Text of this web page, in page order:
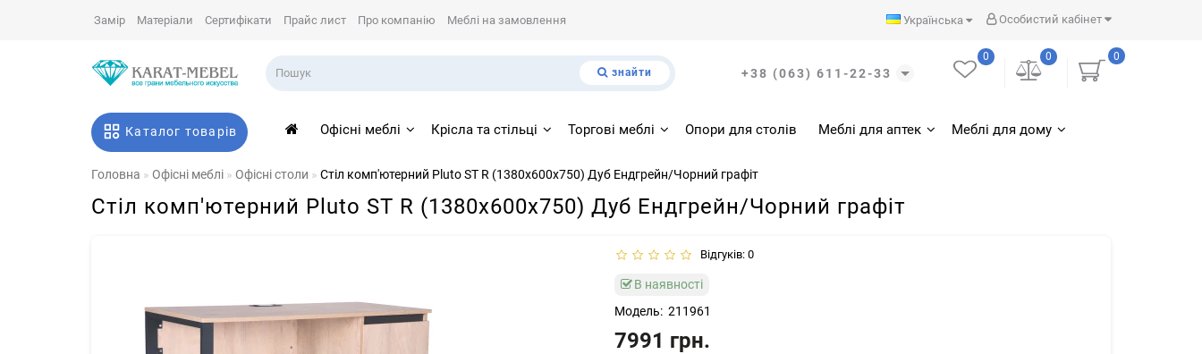
Особистий кабінет
Українська
Замір Матеріали Сертифікати Прайс лист Про компанію Меблі на замовлення
знайти +38 (063) 611-22-33
0
0
0
Каталог товарів Офісні меблі Крісла та стільці Торгові меблі Опори для столів Меблі для аптек Меблі для дому
Головна Офісні меблі Офісні столи Стіл комп'ютерний Pluto ST R (1380х600х750) Дуб Ендгрейн/Чорний графiт
Стіл комп'ютерний Pluto ST R (1380х600х750) Дуб Ендгрейн/Чорний графiт
Відгуків: 0
В наявності
Модель: 211961
7991 грн.